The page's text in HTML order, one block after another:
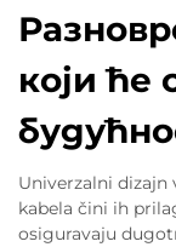
који
Univerzalni
kabela čini ih
osiguravaju